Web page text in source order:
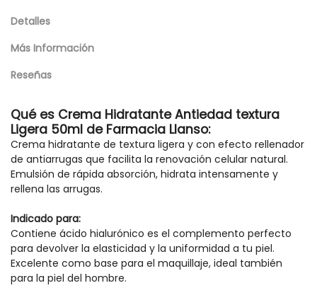
Detalles
Más Información
Reseñas
Qué es Crema Hidratante Antiedad textura
Ligera 50ml de Farmacia Llanso:
Crema hidratante de textura ligera y con efecto rellenador
de antiarrugas que facilita la renovación celular natural.
Emulsión de rápida absorción, hidrata intensamente y
rellena las arrugas.
Indicado para:
Contiene ácido hialurónico es el complemento perfecto
para devolver la elasticidad y la uniformidad a tu piel.
Excelente como base para el maquillaje, ideal también
para la piel del hombre.